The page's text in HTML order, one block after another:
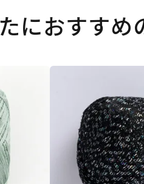
におすすめ